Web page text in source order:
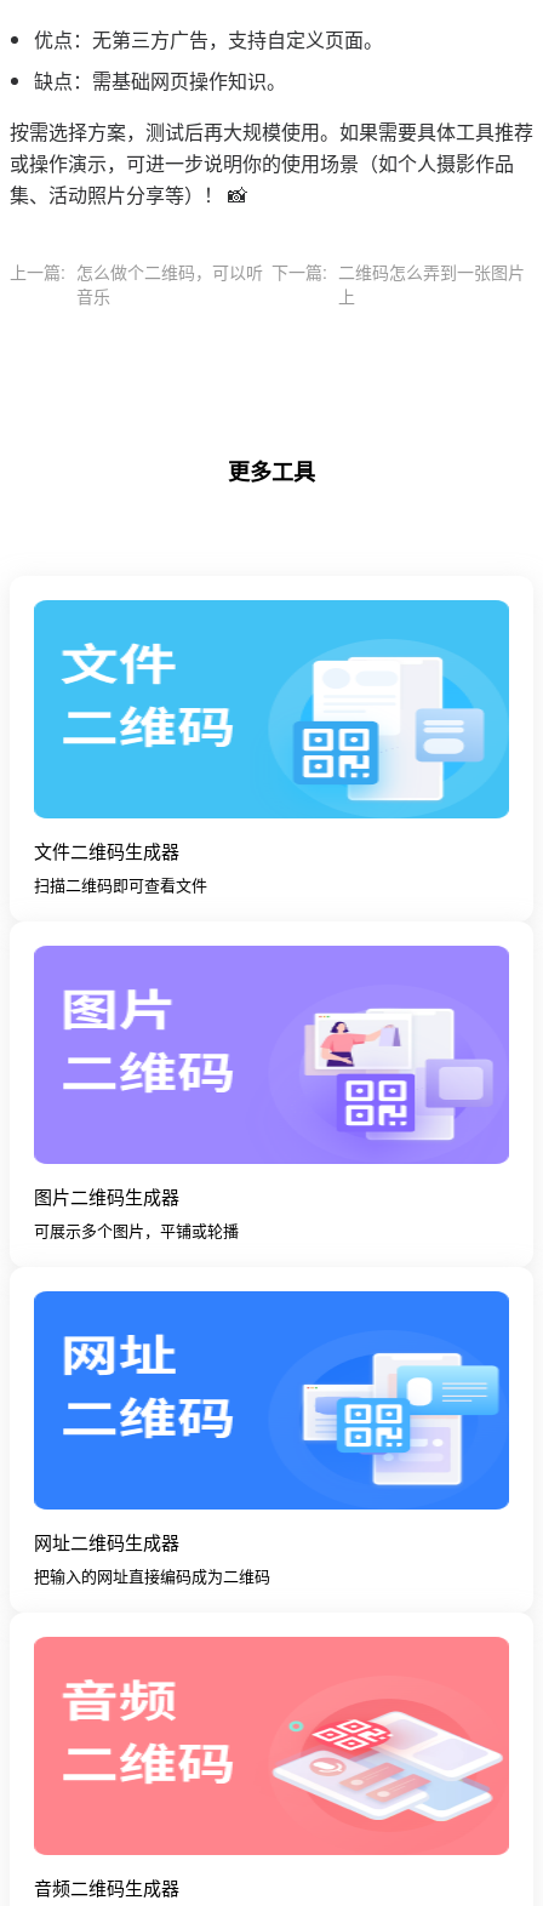
优点：无第三方广告，支持自定义页面。
缺点：需基础网页操作知识。
按需选择方案，测试后再大规模使用。如果需要具体工具推荐
或操作演示，可进一步说明你的使用场景（如个人摄影作品
集、活动照片分享等）！ 📸
上一篇: 怎么做个二维码，可以听
音乐
下一篇: 二维码怎么弄到一张图片
上
更多工具
文件二维码生成器
扫描二维码即可查看文件
图片二维码生成器
可展示多个图片，平铺或轮播
网址二维码生成器
把输入的网址直接编码成为二维码
音频二维码生成器